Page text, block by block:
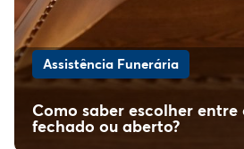
Assistência Funerária
Como saber escolher entre
fechado ou aberto?